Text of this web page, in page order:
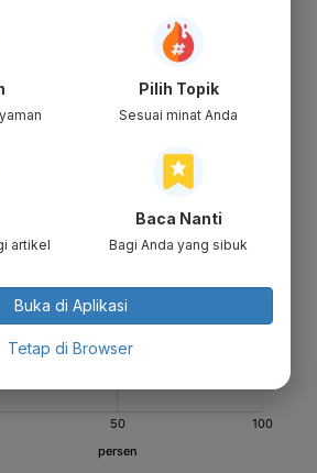
Pilih Topik
Sesuai minat Anda
artikel
Baca Nanti
Bagi Anda yang sibuk
Buka di Aplikasi
Tetap di Browser